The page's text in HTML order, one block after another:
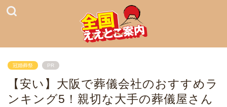
冠婚葬祭 PR
【安い】大阪で葬儀会社のおすすめラ
ンキング5！親切な大手の葬儀屋さん